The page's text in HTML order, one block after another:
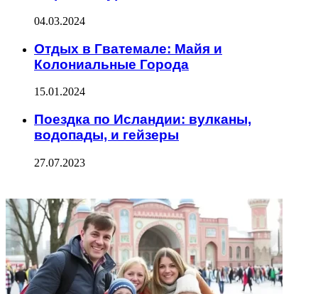
04.03.2024
Отдых в Гватемале: Майя и
Колониальные Города
15.01.2024
Поездка по Исландии: вулканы,
водопады, и гейзеры
27.07.2023